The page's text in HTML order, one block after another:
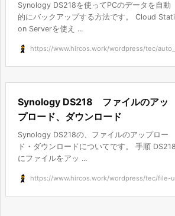
Synology DS218を使ってPCのデータを自動
的にバックアップする方法です。 Cloud Stati
on Serverを使え ...
https://www.hircos.work/wordpress/tec/
Synology DS218 ファイルのアッ
プロード、ダウンロード
Synology DS218の、ファイルのアップロー
ド・ダウンロードについてです。 手順 DS218
にファイルをアッ ...
https://www.hircos.work/wordpress/tec/file-